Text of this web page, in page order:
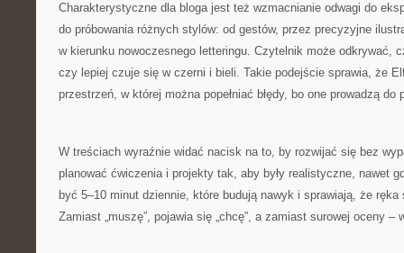
Charakterystyczne dla bloga jest też wzmacnianie odwagi do
do próbowania różnych stylów: od gestów, przez precyzyjne
w kierunku nowoczesnego letteringu. Czytelnik może odkrywać,
czy lepiej czuje się w czerni i bieli. Takie podejście sprawia, że
przestrzeń, w której można popełniać błędy, bo one prowadzą do
W treściach wyraźnie widać nacisk na to, by rozwijać się bez
planować ćwiczenia i projekty tak, aby były realistyczne, nawet
być 5–10 minut dziennie, które budują nawyk i sprawiają, że ręka
Zamiast „muszę”, pojawia się „chcę”, a zamiast surowej oceny –